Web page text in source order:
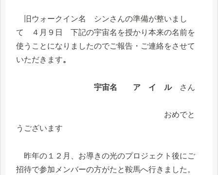
旧ウォークイン名 シンさんの準備が整いまし
て ４月９日 下記の宇宙名を授かり本来の名前を
使うことになりましたのでご報告・ご連絡をさせて
いただきます。
宇宙名 ア イ ル さん
おめでと
うございます
昨年の１２月、お導きの光のプロジェクト後にご
招待で参加メンバーの方がたと鞍馬へ行きました。